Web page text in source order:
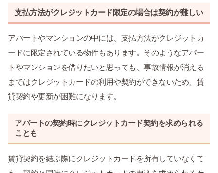
支払方法がクレジットカード限定の場合は契約が難しい
アパートやマンションの中には、支払方法がクレジットカ
ードに限定されている物件もあります。そのようなアパー
トやマンションを借りたいと思っても、事故情報が消える
まではクレジットカードの利用や契約ができないため、賃
貸契約や更新が困難になります。
アパートの契約時にクレジットカード契約を求められる
ことも
賃貸契約を結ぶ際にクレジットカードを所有していなくて